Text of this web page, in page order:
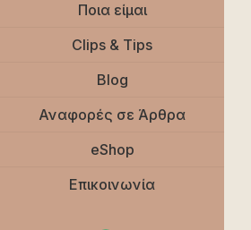
Ποια είμαι
Clips & Tips
Blog
Αναφορές σε Άρθρα
eShop
Επικοινωνία